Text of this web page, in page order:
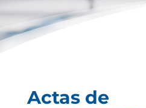
Actas de